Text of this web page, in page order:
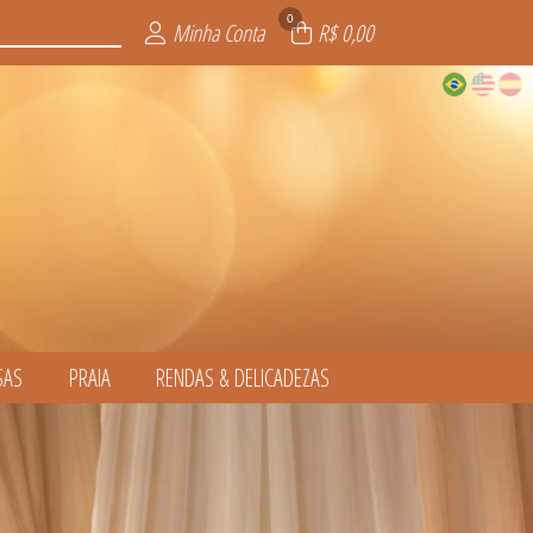
Minha Conta 0 R$ 0,00
PRAIA RENDAS & DELICADEZAS